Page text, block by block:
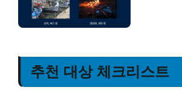
추천 대상 체크리스트